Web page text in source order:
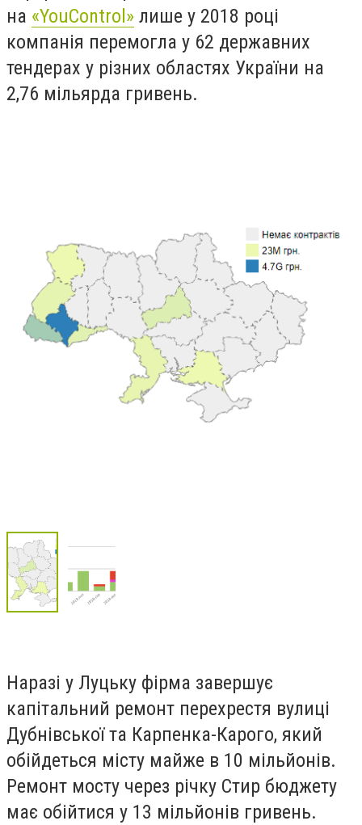
на «YouControl» лише у 2018 році
компанія перемогла у 62 державних
тендерах у різних областях України на
2,76 мільярда гривень.
Наразі у Луцьку фірма завершує
капітальний ремонт перехрестя вулиці
Дубнівської та Карпенка-Карого, який
обійдеться місту майже в 10 мільйонів.
Ремонт мосту через річку Стир бюджету
має обійтися у 13 мільйонів гривень.